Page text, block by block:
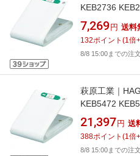
KEB2736
7,269 円 送料
132ポイント (1倍+
8/8 15:00までの注
萩原工業｜
KEB5472
21,397 円 送
388ポイント (1倍+
8/8 15:00までの注